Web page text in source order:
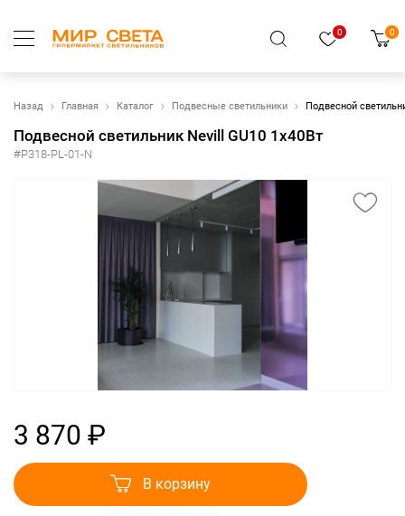
0 0
Назад Главная Каталог Подвесные светильники Подвесной
Подвесной светильник Nevill GU10 1x40Вт
#P318-PL-01-N
3 870 ₽
В корзину